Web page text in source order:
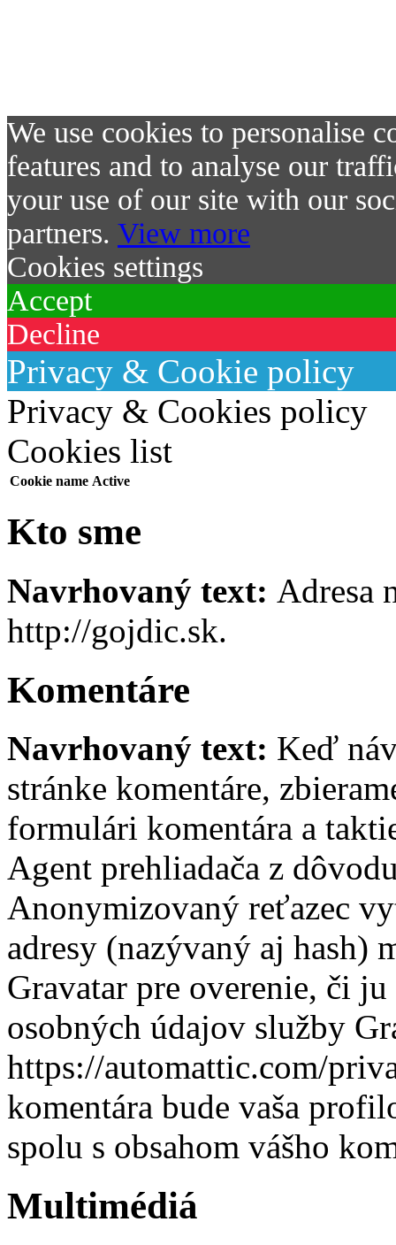
We use cookies to personalise
features and to analyse our
your use of our site with our
partners. View more
Cookies settings
Accept
Decline
Privacy & Cookie policy
Privacy & Cookies policy
Cookies list
Cookie name Active
Kto sme
Navrhovaný text: Adresa
http://gojdic.sk.
Komentáre
Navrhovaný text: Keď
stránke komentáre,
formulári komentára a
Agent prehliadača z
Anonymizovaný reťazec
adresy (nazývaný aj hash)
Gravatar pre overenie, či
osobných údajov služby
https://automattic.com/
komentára bude vaša
spolu s obsahom vášho
Multimédiá